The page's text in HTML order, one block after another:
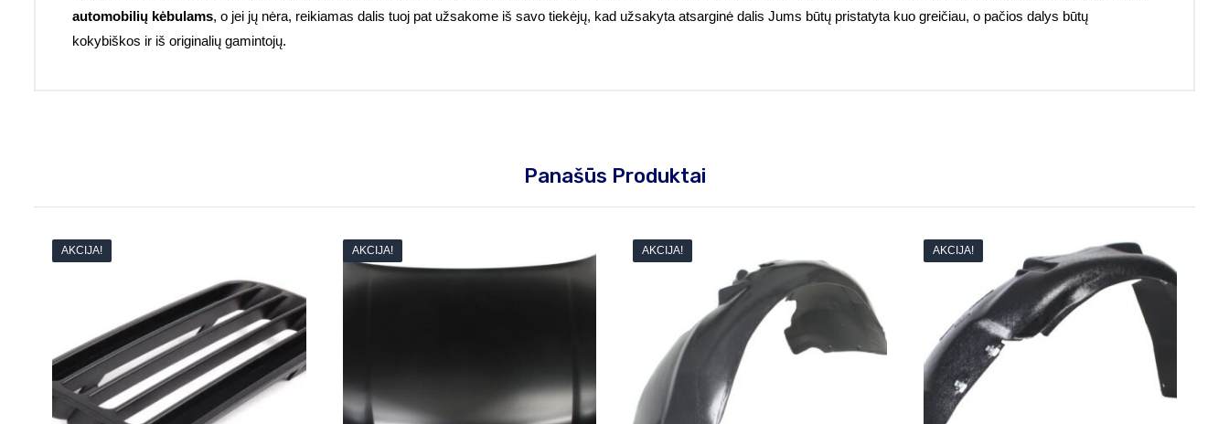
automobilių kėbulams, o jei jų nėra, reikiamas dalis tuoj pat užsakome iš savo tiekėjų, kad užsakyta atsarginė dalis Jums būtų pristatyta kuo greičiau, o pačios dalys būtų
kokybiškos ir iš originalių gamintojų.
Panašūs Produktai
AKCIJA! AKCIJA! AKCIJA! AKCIJA!